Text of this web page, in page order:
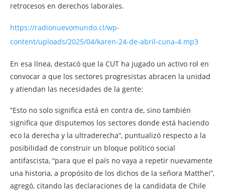
retrocesos en derechos laborales.
https://radionuevomundo.cl/wp-
content/uploads/2025/04/karen-24-de-abril-cuna-4.mp3
En esa línea, destacó que la CUT ha jugado un activo rol en
convocar a que los sectores progresistas abracen la unidad
y atiendan las necesidades de la gente:
“Esto no solo significa está en contra de, sino también
significa que disputemos los sectores donde está haciendo
eco la derecha y la ultraderecha”, puntualizó respecto a la
posibilidad de construir un bloque político social
antifascista, “para que el país no vaya a repetir nuevamente
una historia, a propósito de los dichos de la señora Matthei”,
agregó, citando las declaraciones de la candidata de Chile